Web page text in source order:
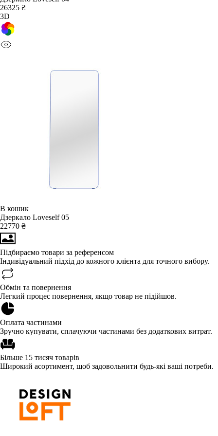
26325 ₴
3D
В кошик
Дзеркало Loveself 05
22770 ₴
Підбираємо товари за референсом
Індивідуальний підхід до кожного клієнта для точного вибору.
Обмін та повернення
Легкий процес повернення, якщо товар не підійшов.
Оплата частинами
Зручно купувати, сплачуючи частинами без додаткових витрат.
Більше 15 тисяч товарів
Широкий асортимент, щоб задовольнити будь-які ваші потреби.